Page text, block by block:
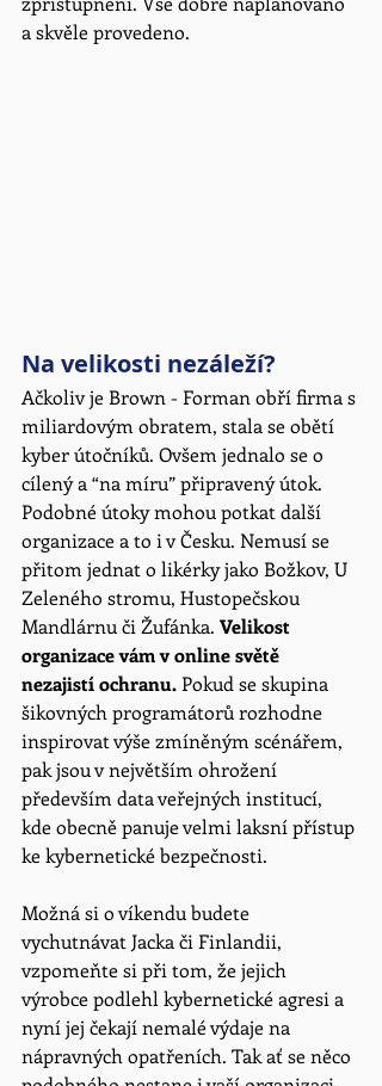
a skvěle provedeno.
Na velikosti nezáleží?
Ačkoliv je Brown - Forman obří firma s
miliardovým obratem, stala se obětí
kyber útočníků. Ovšem jednalo se o
cílený a “na míru” připravený útok.
Podobné útoky mohou potkat další
organizace a to i v Česku. Nemusí se
přitom jednat o likérky jako Božkov, U
Zeleného stromu, Hustopečskou
Mandlárnu či Žufánka. Velikost
organizace vám v online světě
nezajistí ochranu. Pokud se skupina
šikovných programátorů rozhodne
inspirovat výše zmíněným scénářem,
pak jsou v největším ohrožení
především data veřejných institucí,
kde obecně panuje velmi laksní přístup
ke kybernetické bezpečnosti.
Možná si o víkendu budete
vychutnávat Jacka či Finlandii,
vzpomeňte si při tom, že jejich
výrobce podlehl kybernetické agresi a
nyní jej čekají nemalé výdaje na
nápravných opatřeních. Tak ať se něco